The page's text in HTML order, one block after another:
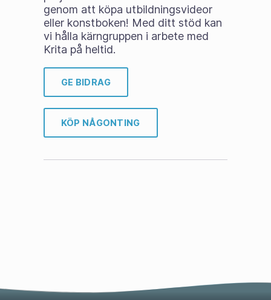
genom att köpa utbildningsvideor
eller konstboken! Med ditt stöd kan
vi hålla kärngruppen i arbete med
Krita på heltid.
GE BIDRAG
KÖP NÅGONTING